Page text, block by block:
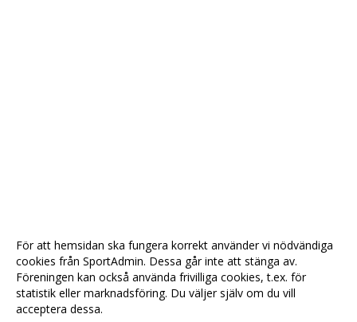
För att hemsidan ska fungera korrekt använder vi nödvändiga
cookies från SportAdmin. Dessa går inte att stänga av.
Föreningen kan också använda frivilliga cookies, t.ex. för
statistik eller marknadsföring. Du väljer själv om du vill
acceptera dessa.